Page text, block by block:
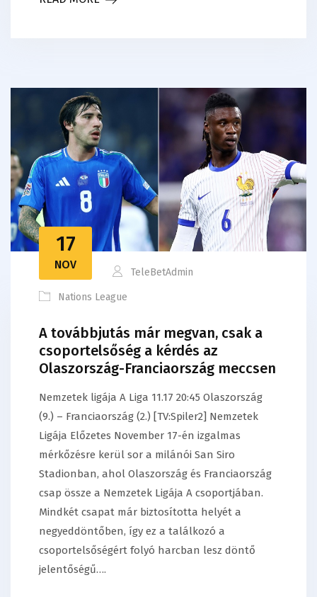
17
NOV
TeleBetAdmin
Nations League
A továbbjutás már megvan, csak a
csoportelsőség a kérdés az
Olaszország-Franciaország meccsen
Nemzetek ligája A Liga 11.17 20:45 Olaszország
(9.) – Franciaország (2.) [TV:Spiler2] Nemzetek
Ligája Előzetes November 17-én izgalmas
mérkőzésre kerül sor a milánói San Siro
Stadionban, ahol Olaszország és Franciaország
csap össze a Nemzetek Ligája A csoportjában.
Mindkét csapat már biztosította helyét a
negyeddöntőben, így ez a találkozó a
csoportelsőségért folyó harcban lesz döntő
jelentőségű….